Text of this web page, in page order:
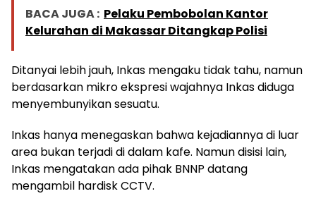
BACA JUGA : Pelaku Pembobolan Kantor
Kelurahan di Makassar Ditangkap Polisi
Ditanyai lebih jauh, Inkas mengaku tidak tahu, namun
berdasarkan mikro ekspresi wajahnya Inkas diduga
menyembunyikan sesuatu.
Inkas hanya menegaskan bahwa kejadiannya di luar
area bukan terjadi di dalam kafe. Namun disisi lain,
Inkas mengatakan ada pihak BNNP datang
mengambil hardisk CCTV.